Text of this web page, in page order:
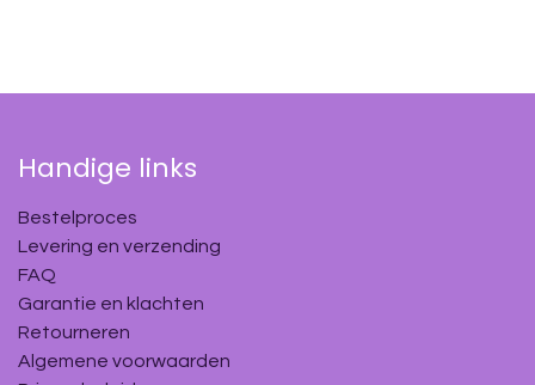
Handige links
Bestelproces
Levering en verzending
FAQ
Garantie en klachten
Retourneren
Algemene voorwaarden